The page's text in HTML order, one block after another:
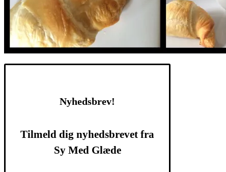
Nyhedsbrev!
Tilmeld dig nyhedsbrevet fra
Sy Med Glæde